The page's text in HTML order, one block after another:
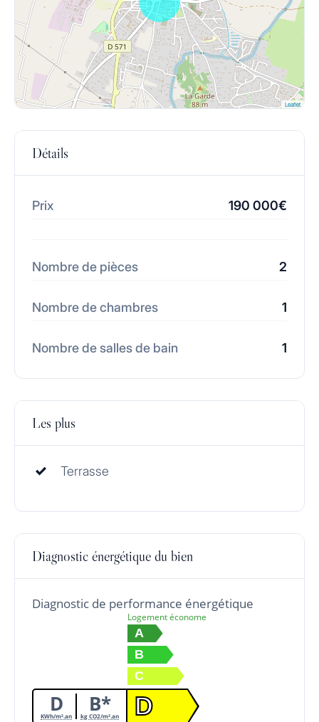
Leaflet
Détails
Prix 190 000€
Nombre de pièces 2
Nombre de chambres 1
Nombre de salles de bain 1
Les plus
Terrasse
Diagnostic énergétique du bien
Diagnostic de performance énergétique
D
KWh/m².an B*
kg CO2/m².an
Logement économe
A
B
C
D